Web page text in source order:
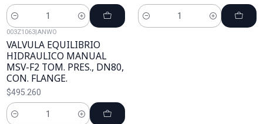
Cantidad Cantidad
003Z1063|ANWO
VALVULA EQUILIBRIO
HIDRAULICO MANUAL
MSV-F2 TOM. PRES., DN80,
CON. FLANGE.
$495.260
Cantidad